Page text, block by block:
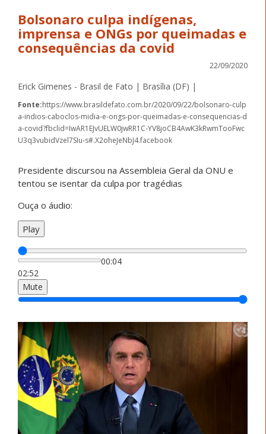
Bolsonaro culpa indígenas,
imprensa e ONGs por queimadas e
consequências da covid
22/09/2020
Erick Gimenes - Brasil de Fato | Brasília (DF) |
Fonte:https://www.brasildefato.com.br/2020/09/22/bolsonaro-culp
a-indios-caboclos-midia-e-ongs-por-queimadas-e-consequencias-d
a-covid?fbclid=IwAR1EJvUELW0jwRR1C-YV8joCB4AwK3kRwmTooFwc
U3q3vubidVzel7SIu-s#.X2oheJeNbJ4.facebook
Presidente discursou na Assembleia Geral da ONU e
tentou se isentar da culpa por tragédias
Ouça o áudio:
Play
00:04
02:52
Mute